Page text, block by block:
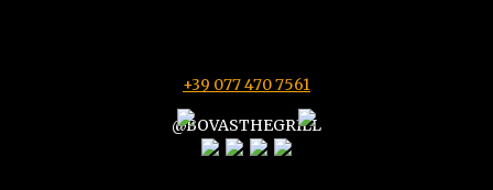
+39 077 470 7561
@BOVASTHEGRILL